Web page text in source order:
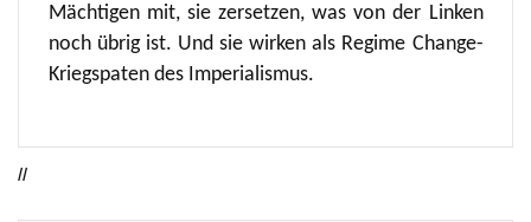
Mächtigen mit, sie zersetzen, was von der Linken
noch übrig ist. Und sie wirken als Regime Change-
Kriegspaten des Imperialismus.
//